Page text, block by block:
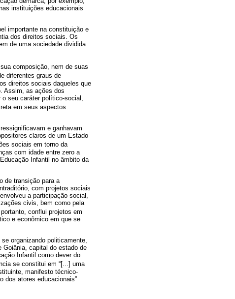
instituições educacionais
importante na constituição e
dos direitos sociais. Os
de uma sociedade dividida
composição, nem de suas
diferentes graus de
direitos sociais daqueles que
Assim, as ações dos
seu caráter político-social,
em seus aspectos
e ganhavam
claros de um Estado
sociais em torno da
com idade entre zero a
Infantil no âmbito da
de transição para a
com projetos sociais
a participação social,
civis, bem como pela
conflui projetos em
e econômico em que se
organizando politicamente,
Goiânia, capital do estado de
Infantil como dever do
se constitui em “[...] uma
manifesto técnico-
dos atores educacionais”